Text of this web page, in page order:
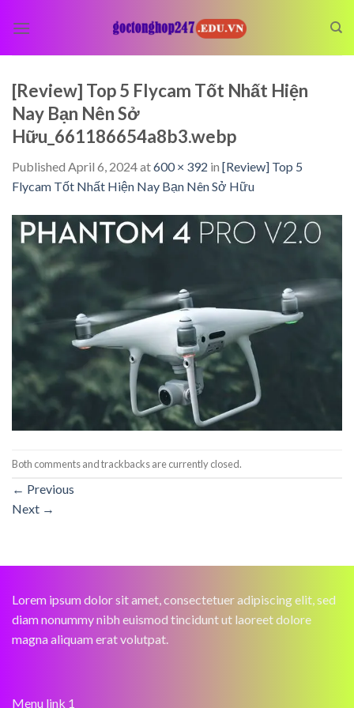
[Review] Top 5 Flycam Tốt Nhất Hiện
Nay Bạn Nên Sở
Hữu_661186654a8b3.webp
Published April 6, 2024at600 × 392 in [Review] Top 5
Flycam Tốt Nhất Hiện Nay Bạn Nên Sở Hữu
Both comments and trackbacks are currently closed.
← Previous
Next →
Lorem ipsum dolor sit amet, consectetuer adipiscing elit, sed
diam nonummy nibh euismod tincidunt ut laoreet dolore
magna aliquam erat volutpat.
Menu link 1